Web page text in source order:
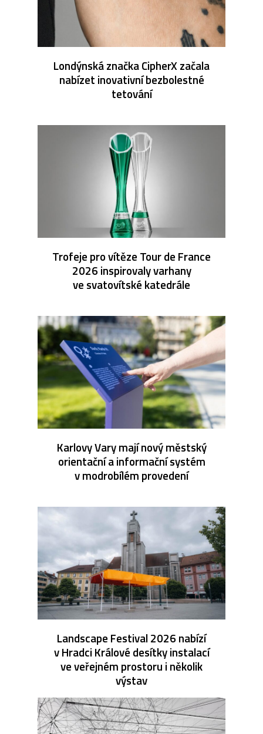
Londýnská značka CipherX začala
nabízet inovativní bezbolestné
tetování
Trofeje pro vítěze Tour de France
2026 inspirovaly varhany
ve svatovítské katedrále
Karlovy Vary mají nový městský
orientační a informační systém
v modrobílém provedení
Landscape Festival 2026 nabízí
v Hradci Králové desítky instalací
ve veřejném prostoru i několik
výstav